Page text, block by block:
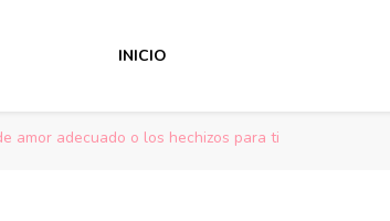
INICIO
amor adecuado o los hechizos para ti